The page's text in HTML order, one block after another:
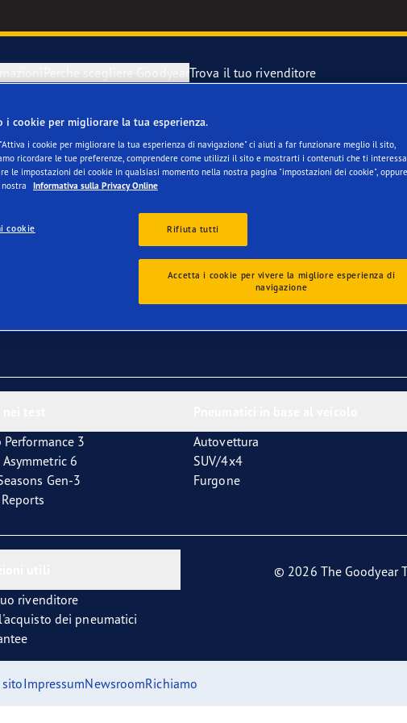
di un pneumatici sgonfio
di scorta
Perché scegliere Goodyear
Blimp
RACING
Trova il tuo rivenditore
Vito
Performance 3
Asymmetric 6
Gen-3
Autovettura
SUV/4x4
Furgone
rivenditore
dei pneumatici
© 2026 The Goodyear
ImpressumNewsroomRichiamo
i cookie per migliorare la tua esperienza.
i cookie per migliorare la tua esperienza di navigazione" ci aiuti a far funzionare meglio il sito,
ricordare le tue preferenze, comprendere come utilizzi il sito e mostrarti i contenuti che ti
le impostazioni dei cookie in qualsiasi momento nella nostra pagina "impostazioni dei cookie", oppure
Informativa sulla Privacy Online
cookie Rifiuta tutti
Accetta i cookie per vivere la migliore esperienza di
navigazione